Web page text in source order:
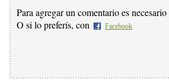
Para agregar un comentario es
O si lo preferís, con Facebook